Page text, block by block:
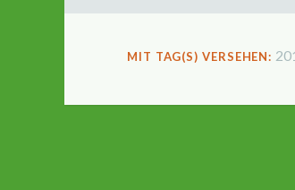
MIT TAG(S) VERSEHEN: